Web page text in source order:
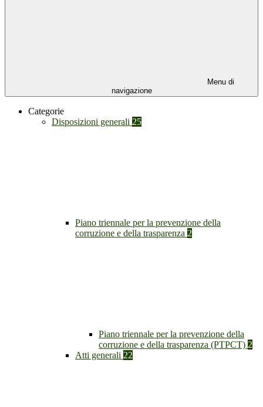
Menu di
navigazione
Categorie
Disposizioni generali 25
Piano triennale per la prevenzione della
corruzione e della trasparenza 2
Piano triennale per la prevenzione della
corruzione e della trasparenza (PTPCT) 2
Atti generali 22